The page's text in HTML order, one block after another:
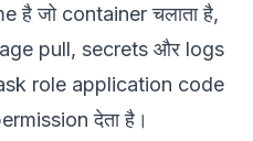
है जो container चलाता है,
pull, secrets और logs
role application code
देता है।